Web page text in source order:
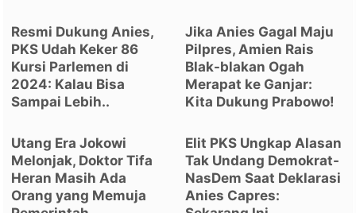
Resmi Dukung Anies,
PKS Udah Keker 86
Kursi Parlemen di
2024: Kalau Bisa
Sampai Lebih..
Jika Anies Gagal Maju
Pilpres, Amien Rais
Blak-blakan Ogah
Merapat ke Ganjar:
Kita Dukung Prabowo!
Utang Era Jokowi
Melonjak, Doktor Tifa
Heran Masih Ada
Orang yang Memuja
Elit PKS Ungkap Alasan
Tak Undang Demokrat-
NasDem Saat Deklarasi
Anies Capres: